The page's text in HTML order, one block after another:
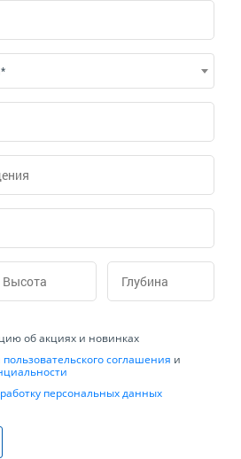
об акциях и новинках
пользовательского соглашения и
персональных данных